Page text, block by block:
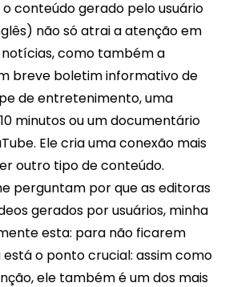
conteúdo gerado pelo usuário
não só atrai a atenção em
como também a
breve boletim informativo de
de entretenimento, uma
minutos ou um documentário
Ele cria uma conexão mais
outro tipo de conteúdo.
perguntam por que as editoras
gerados por usuários, minha
esta: para não ficarem
está o ponto crucial: assim como
ele também é um dos mais